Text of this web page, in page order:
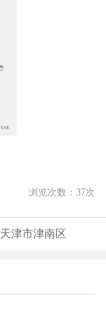
浏览次数： 37次
天津市津南区